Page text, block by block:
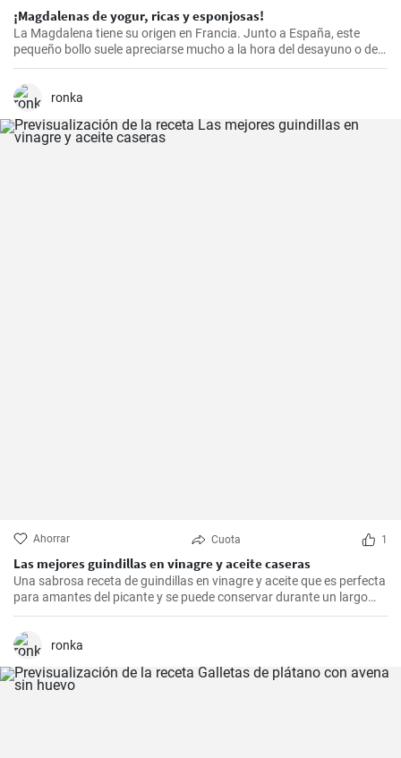
¡Magdalenas de yogur, ricas y esponjosas!
La Magdalena tiene su origen en Francia. Junto a España, este
pequeño bollo suele apreciarse mucho a la hora del desayuno o de
la merienda. ¡Con la receta que os propongo hoy, vuestras
ronka
Ahorrar Cuota 1
Las mejores guindillas en vinagre y aceite caseras
Una sabrosa receta de guindillas en vinagre y aceite que es perfecta
para amantes del picante y se puede conservar durante un largo
periodo de tiempo.
ronka